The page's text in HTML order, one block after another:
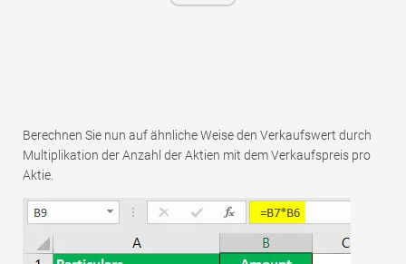
Berechnen Sie nun auf ähnliche Weise den Verkaufswert durch
Multiplikation der Anzahl der Aktien mit dem Verkaufspreis pro
Aktie.